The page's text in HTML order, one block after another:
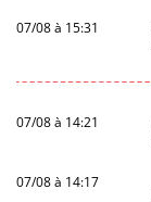
07/08 à 15:31
07/08 à 14:21
07/08 à 14:17